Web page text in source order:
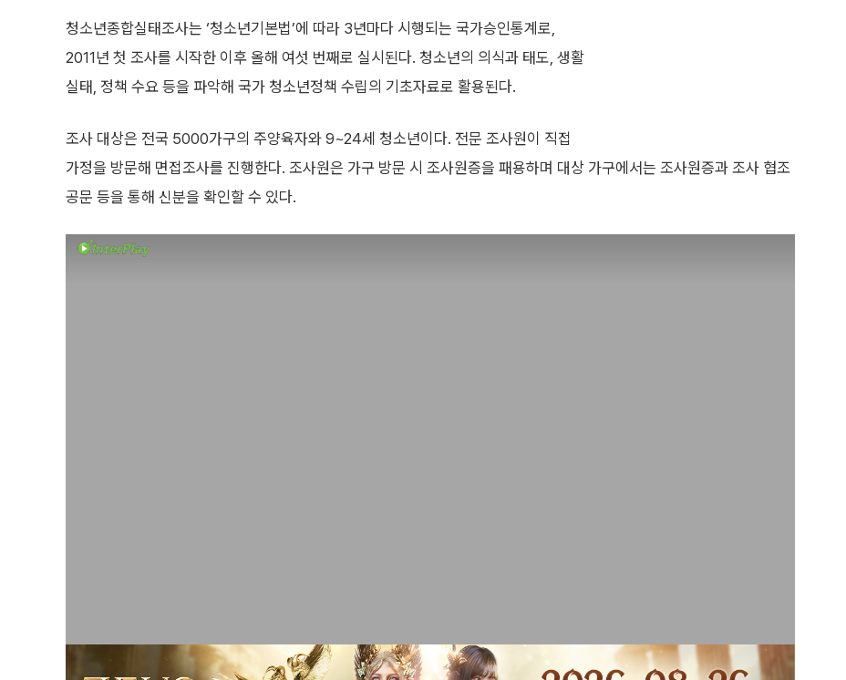
청소년종합실태조사는 ‘청소년기본법’에 따라 3년마다 시행되는 국가승인통계로,
2011년 첫 조사를 시작한 이후 올해 여섯 번째로 실시된다. 청소년의 의식과 태도, 생활
실태, 정책 수요 등을 파악해 국가 청소년정책 수립의 기초자료로 활용된다.
조사 대상은 전국 5000가구의 주양육자와 9~24세 청소년이다. 전문 조사원이 직접
가정을 방문해 면접조사를 진행한다. 조사원은 가구 방문 시 조사원증을 패용하며 대상 가구에서는 조사원증과 조사 협조
공문 등을 통해 신분을 확인할 수 있다.